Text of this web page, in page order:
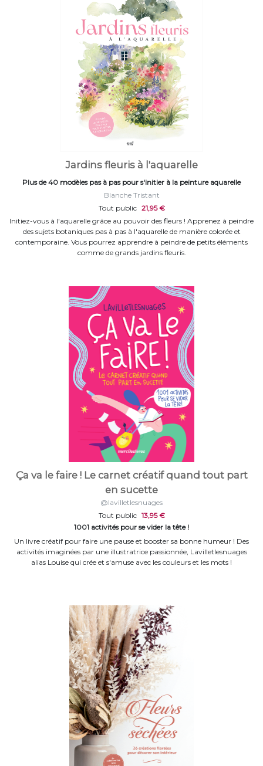
Jardins fleuris à l'aquarelle
Plus de 40 modèles pas à pas pour s'initier à la peinture aquarelle
Blanche Tristant
Tout public 21,95 €
Initiez-vous à l'aquarelle grâce au pouvoir des fleurs ! Apprenez à peindre
des sujets botaniques pas à pas à l'aquarelle de manière colorée et
contemporaine. Vous pourrez apprendre à peindre de petits éléments
comme de grands jardins fleuris.
Ça va le faire ! Le carnet créatif quand tout part
en sucette
@lavilletlesnuages
Tout public 13,95 €
1001 activités pour se vider la tête !
Un livre créatif pour faire une pause et booster sa bonne humeur ! Des
activités imaginées par une illustratrice passionnée, Lavilletlesnuages
alias Louise qui crée et s'amuse avec les couleurs et les mots !